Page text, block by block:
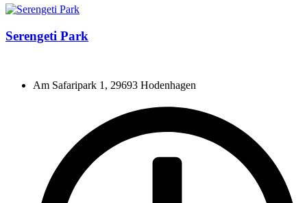
Serengeti Park
Am Safaripark 1, 29693 Hodenhagen